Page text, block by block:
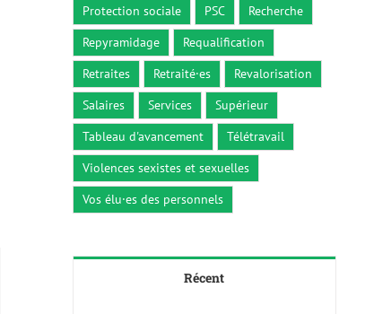
Protection sociale
PSC
Recherche
Repyramidage
Requalification
Retraites
Retraité·es
Revalorisation
Salaires
Services
Supérieur
Tableau d'avancement
Télétravail
Violences sexistes et sexuelles
Vos élu·es des personnels
Récent